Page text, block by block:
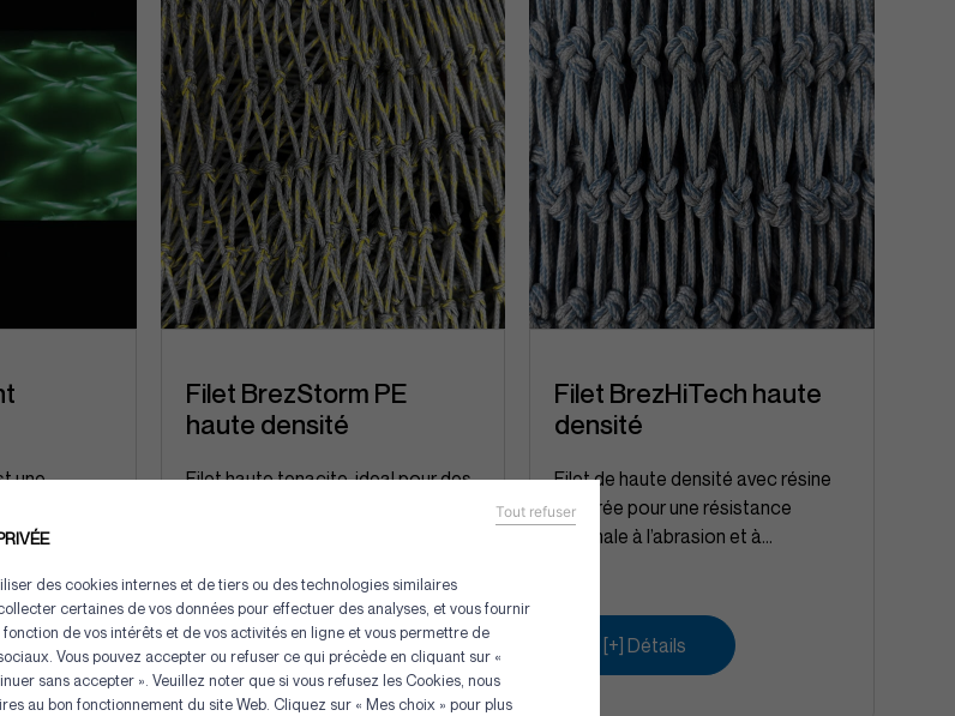
des cookies internes et de tiers ou des technologies similaires
certaines de vos données pour effectuer des analyses, et vous fournir
de vos intérêts et de vos activités en ligne et vous permettre de
Vous pouvez accepter ou refuser ce qui précède en cliquant sur «
sans accepter ». Veuillez noter que si vous refusez les Cookies, nous
au bon fonctionnement du site Web. Cliquez sur « Mes choix » pour plus
Tout refuser
une
2 brins
Filet BrezStorm PE
haute densité
Filet haute tenacite, ideal pour des
[+] Détails
Filet BrezHiTech haute
densité
Filet de haute densité avec résine
intégrée pour une résistance
optimale à l’abrasion et à...
[+] Détails